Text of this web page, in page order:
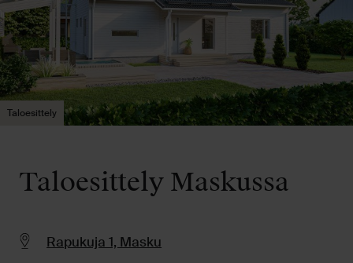
Taloesittely
Taloesittely Maskussa
Rapukuja 1, Masku